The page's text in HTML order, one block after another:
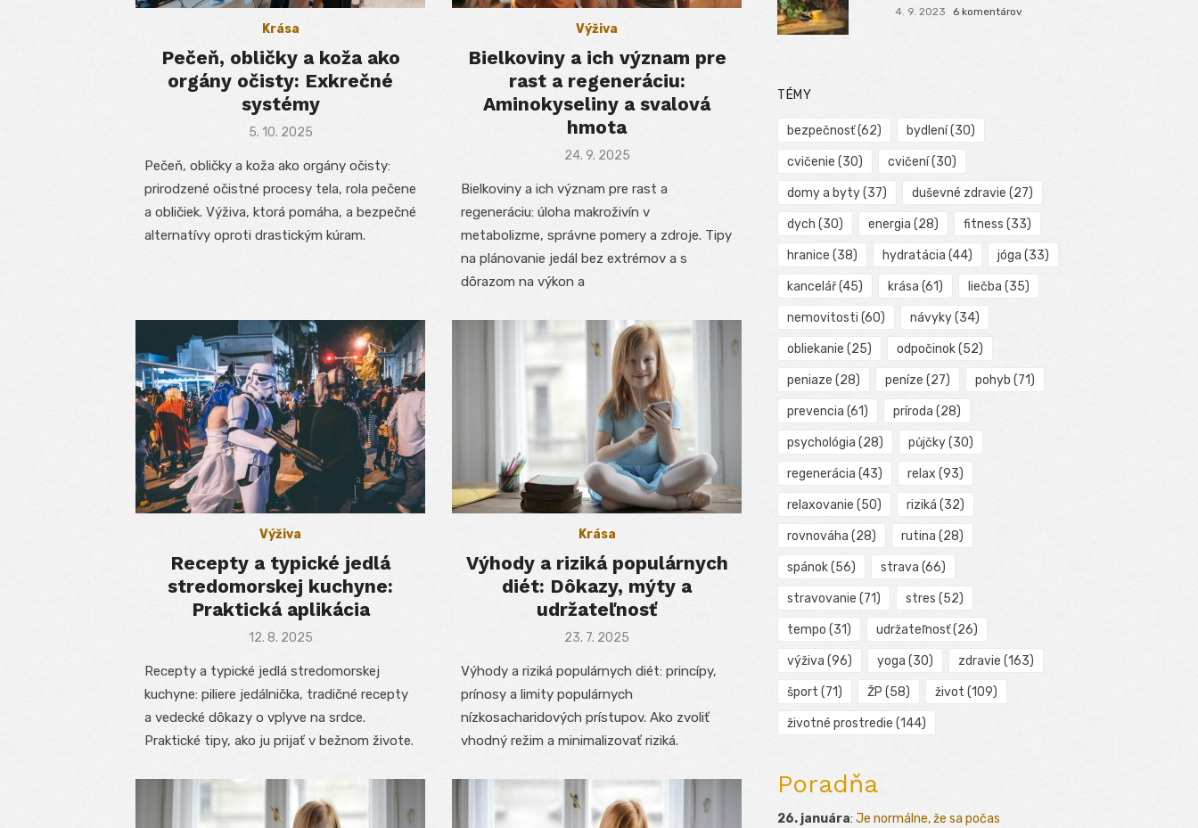
Krása
Pečeň, obličky a koža ako
orgány očisty: Exkrečné
systémy
Posted
5. 10. 2025
Pečeň, obličky a koža ako orgány očisty:
prirodzené očistné procesy tela, rola pečene
a obličiek. Výživa, ktorá pomáha, a bezpečné
alternatívy oproti drastickým kúram.
Výživa
Bielkoviny a ich význam pre
rast a regeneráciu:
Aminokyseliny a svalová
hmota
Posted
24. 9. 2025
Bielkoviny a ich význam pre rast a
regeneráciu: úloha makroživín v
metabolizme, správne pomery a zdroje. Tipy
na plánovanie jedál bez extrémov a s
dôrazom na výkon a
Výživa
Recepty a typické jedlá
stredomorskej kuchyne:
Praktická aplikácia
Posted
12. 8. 2025
Recepty a typické jedlá stredomorskej
kuchyne: piliere jedálnička, tradičné recepty
a vedecké dôkazy o vplyve na srdce.
Praktické tipy, ako ju prijať v bežnom živote.
Krása
Výhody a riziká populárnych
diét: Dôkazy, mýty a
udržateľnosť
Posted
23. 7. 2025
Výhody a riziká populárnych diét: princípy,
prínosy a limity populárnych
nízkosacharidových prístupov. Ako zvoliť
vhodný režim a minimalizovať riziká.
4. 9. 2023 6 komentárov
TÉMY
bezpečnosť(62) bydlení(30)
cvičenie (30) cvičení(30)
domy a byty(37) duševné zdravie (27)
dych (30) energia (28) fitness (33)
hranice (38) hydratácia (44) jóga (33)
kancelář(45) krása (61) liečba (35)
nemovitosti (60) návyky(34)
obliekanie (25) odpočinok(52)
peniaze (28) peníze (27) pohyb (71)
prevencia (61) príroda (28)
psychológia (28) půjčky(30)
regenerácia (43) relax (93)
relaxovanie (50) riziká (32)
rovnováha (28) rutina (28)
spánok(56) strava (66)
stravovanie (71) stres (52)
tempo (31) udržateľnosť(26)
výživa (96) yoga (30) zdravie (163)
šport (71) ŽP (58) život (109)
životné prostredie (144)
Poradňa
26. januára: Je normálne, že sa počas